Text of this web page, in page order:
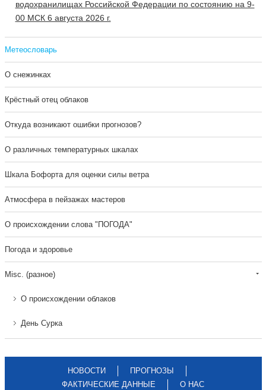
водохранилищах Российской Федерации по состоянию на 9-
00 МСК 6 августа 2026 г.
Метеословарь
О снежинках
Крёстный отец облаков
Откуда возникают ошибки прогнозов?
О различных температурных шкалах
Шкала Бофорта для оценки силы ветра
Атмосфера в пейзажах мастеров
О происхождении слова "ПОГОДА"
Погода и здоровье
Misc. (разное)
О происхождении облаков
День Сурка
НОВОСТИ
ПРОГНОЗЫ
ФАКТИЧЕСКИЕ ДАННЫЕ
О НАС